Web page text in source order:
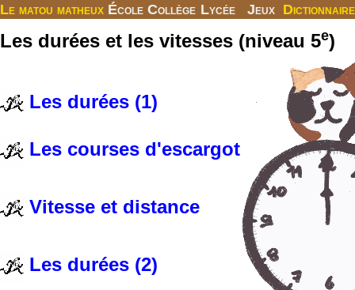
Le matou matheux École Collège Lycée Jeux Dictionnaire
Les durées et les vitesses (niveau 5e)
Les durées (1)
Les courses d'escargot
Vitesse et distance
Les durées (2)